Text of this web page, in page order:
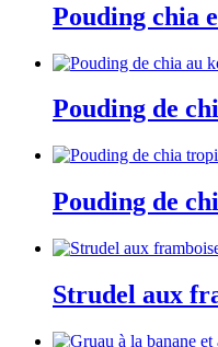
Pouding chia
Pouding de
Pouding de
Strudel aux